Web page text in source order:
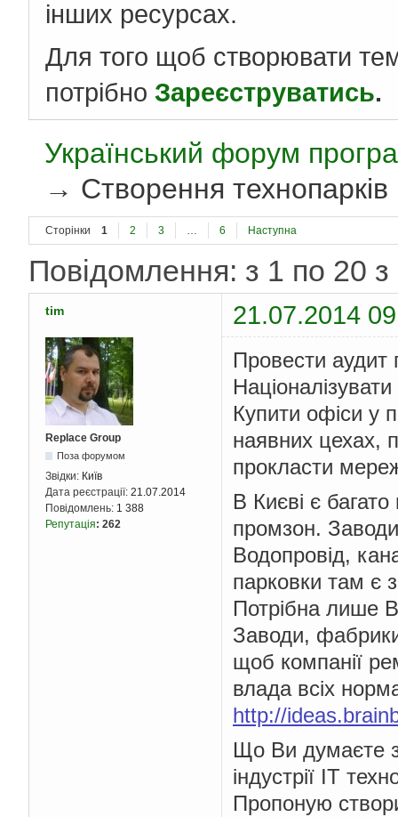
інших ресурсах.
Для того щоб створювати
потрібно Зареєструватись.
Український форум
→ Створення технопарків
Сторінки 1 2 3 … 6 Наступна
Повідомлення: з 1 по 20 з
tim 21.07.2014
Replace Group
Поза форумом
Звідки: Київ
Дата реєстрації: 21.07.2014
Повідомлень: 1 388
Репутація: 262
Провести аудит
Купити офіси у
наявних цехах,
прокласти
В Києві є
промзон.
Водопровід,
парковки там є
Потрібна лише
Заводи,
щоб компанії
влада всіх
http://
Що Ви думаєте з
індустрії ІТ
Пропоную